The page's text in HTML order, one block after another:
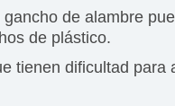
de alambre
de plástico.
tienen dificultad